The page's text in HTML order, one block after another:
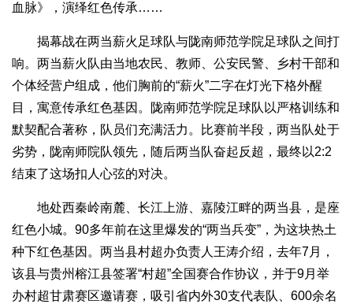
血脉》，演绎红色传承……
揭幕战在两当薪火足球队与陇南师范学院足球队之间打
响。两当薪火队由当地农民、教师、公安民警、乡村干部和
个体经营户组成，他们胸前的“薪火”二字在灯光下格外醒
目，寓意传承红色基因。陇南师范学院足球队以严格训练和
默契配合著称，队员们充满活力。比赛前半段，两当队处于
劣势，陇南师院队领先，随后两当队奋起反超，最终以2:2
结束了这场扣人心弦的对决。
地处西秦岭南麓、长江上游、嘉陵江畔的两当县，是座
红色小城。90多年前在这里爆发的“两当兵变”，为这块热土
种下红色基因。两当县村超办负责人王涛介绍，去年7月，
该县与贵州榕江县签署“村超”全国赛合作协议，并于9月举
办村超甘肃赛区邀请赛，吸引省内外30支代表队、600余名